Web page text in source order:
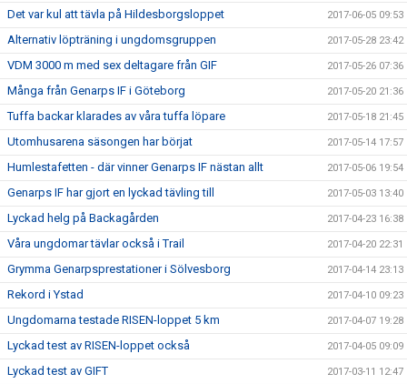
Det var kul att tävla på Hildesborgsloppet 2017-06-05 09:53
Alternativ löpträning i ungdomsgruppen 2017-05-28 23:42
VDM 3000 m med sex deltagare från GIF 2017-05-26 07:36
Många från Genarps IF i Göteborg 2017-05-20 21:36
Tuffa backar klarades av våra tuffa löpare 2017-05-18 21:45
Utomhusarena säsongen har börjat 2017-05-14 17:57
Humlestafetten - där vinner Genarps IF nästan allt 2017-05-06 19:54
Genarps IF har gjort en lyckad tävling till 2017-05-03 13:40
Lyckad helg på Backagården 2017-04-23 16:38
Våra ungdomar tävlar också i Trail 2017-04-20 22:31
Grymma Genarpsprestationer i Sölvesborg 2017-04-14 23:13
Rekord i Ystad 2017-04-10 09:23
Ungdomarna testade RISEN-loppet 5 km 2017-04-07 19:28
Lyckad test av RISEN-loppet också 2017-04-05 09:09
Lyckad test av GIFT 2017-03-11 12:47